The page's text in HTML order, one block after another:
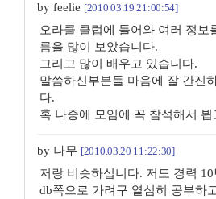
by feelie [2010.03.19 21:00:54]
오라클 클럽에 들어와 여러 정보
름을 많이 보았습니다.
그리고 많이 배우고 있습니다.
말씀하신부분들 마음에 잘 간진
다.
혹 나중에 모임에 꼭 참석해서 뵙
by 나무 [2010.03.20 11:22:30]
저랑 비슷하십니다. 저도 경력
db쪽으로 가려구 열심히 공부하